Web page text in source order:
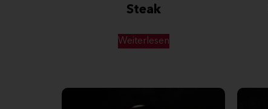
Steak
Weiterlesen